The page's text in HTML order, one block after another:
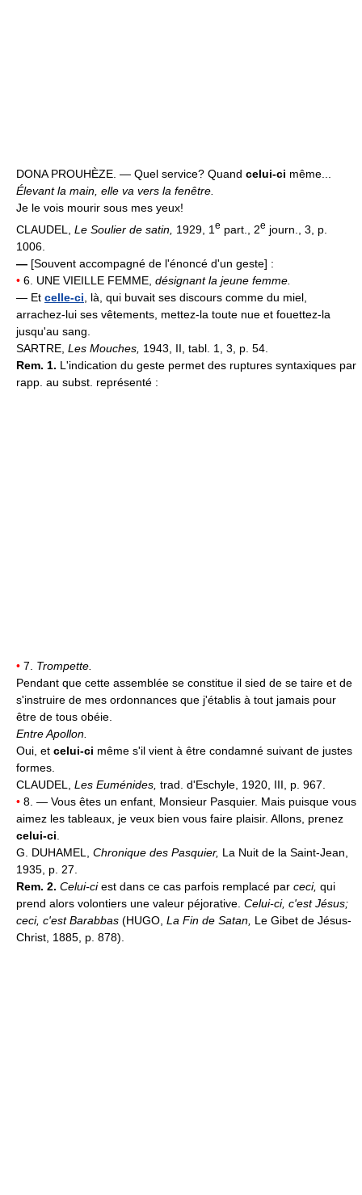
DONA PROUHÈZE. — Quel service? Quand celui-ci même...
Élevant la main, elle va vers la fenêtre.
Je le vois mourir sous mes yeux!
CLAUDEL, Le Soulier de satin, 1929, 1 e part., 2e journ., 3, p.
1006.
— [Souvent accompagné de l'énoncé d'un geste] :
• 6. UNE VIEILLE FEMME, désignant la jeune femme.
— Et celle-ci , là, qui buvait ses discours comme du miel,
arrachez-lui ses vêtements, mettez-la toute nue et fouettez-la
jusqu'au sang.
SARTRE, Les Mouches, 1943, II, tabl. 1, 3, p. 54.
Rem. 1. L'indication du geste permet des ruptures syntaxiques par
rapp. au subst. représenté :
• 7. Trompette.
Pendant que cette assemblée se constitue il sied de se taire et de
s'instruire de mes ordonnances que j'établis à tout jamais pour
être de tous obéie.
Entre Apollon.
Oui, et celui-ci même s'il vient à être condamné suivant de justes
formes.
CLAUDEL, Les Euménides, trad. d'Eschyle, 1920, III, p. 967.
• 8. — Vous êtes un enfant, Monsieur Pasquier. Mais puisque vous
aimez les tableaux, je veux bien vous faire plaisir. Allons, prenez
celui-ci
G. DUHAMEL, Chronique des Pasquier, La Nuit de la Saint-Jean,
1935, p. 27.
Rem. 2. Celui-ciest dans ce cas parfois remplacé par ceci, qui
prend alors volontiers une valeur péjorative. Celui-ci, c'est Jésus;
ceci, c'est Barabbas (HUGO, La Fin de Satan, Le Gibet de Jésus-
Christ, 1885, p. 878).